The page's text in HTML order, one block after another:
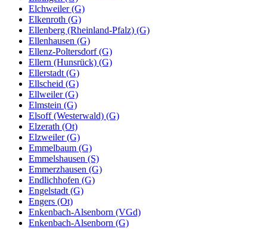
Elchweiler (G)
Elkenroth (G)
Ellenberg (Rheinland-Pfalz) (G)
Ellenhausen (G)
Ellenz-Poltersdorf (G)
Ellern (Hunsrück) (G)
Ellerstadt (G)
Ellscheid (G)
Ellweiler (G)
Elmstein (G)
Elsoff (Westerwald) (G)
Elzerath (Ot)
Elzweiler (G)
Emmelbaum (G)
Emmelshausen (S)
Emmerzhausen (G)
Endlichhofen (G)
Engelstadt (G)
Engers (Ot)
Enkenbach-Alsenborn (VGd)
Enkenbach-Alsenborn (G)